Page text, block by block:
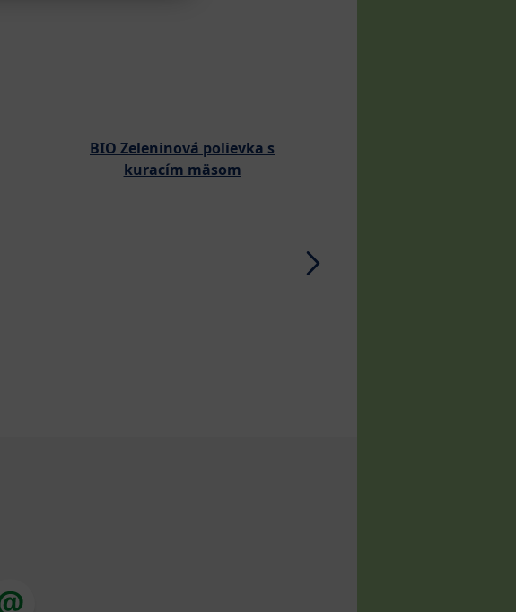
BIO Zeleninová polievka s
kuracím mäsom